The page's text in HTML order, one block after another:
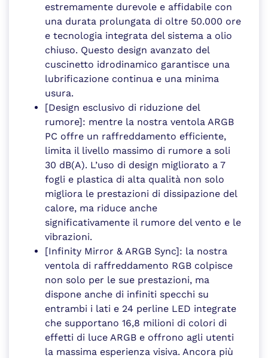
estremamente durevole e affidabile con
una durata prolungata di oltre 50.000 ore
e tecnologia integrata del sistema a olio
chiuso. Questo design avanzato del
cuscinetto idrodinamico garantisce una
lubrificazione continua e una minima
usura.
[Design esclusivo di riduzione del
rumore]: mentre la nostra ventola ARGB
PC offre un raffreddamento efficiente,
limita il livello massimo di rumore a soli
30 dB(A). L’uso di design migliorato a 7
fogli e plastica di alta qualità non solo
migliora le prestazioni di dissipazione del
calore, ma riduce anche
significativamente il rumore del vento e le
vibrazioni.
[Infinity Mirror & ARGB Sync]: la nostra
ventola di raffreddamento RGB colpisce
non solo per le sue prestazioni, ma
dispone anche di infiniti specchi su
entrambi i lati e 24 perline LED integrate
che supportano 16,8 milioni di colori di
effetti di luce ARGB e offrono agli utenti
la massima esperienza visiva. Ancora più